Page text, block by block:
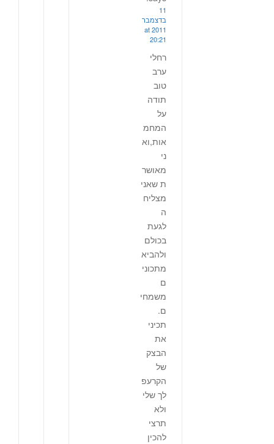
11
בדצמבר
2011 at
20:21
רחלי
ערב
טוב
תודה
על
המחמ
אות,וא
ני
מאושר
ת שאני
מצליח
ה
לגעת
בכולם
ולהביא
מתכוני
ם
משמחי
ם.
תכיני
את
הבצק
של
הקרעפ
לך שלי
ולא
תרצי
להכין